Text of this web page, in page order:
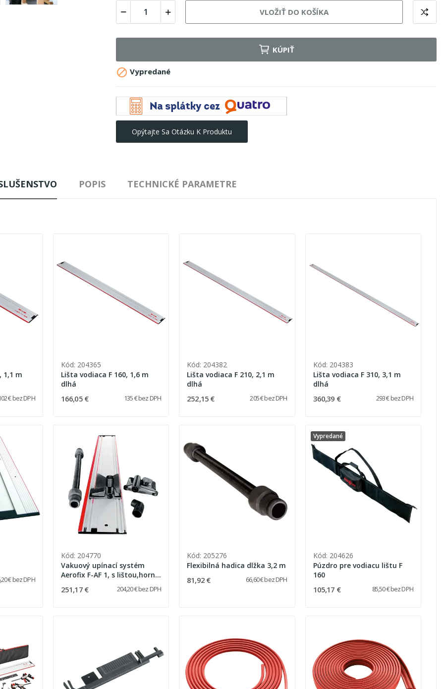
VLOŽIŤ DO KOŠÍKA
KÚPIŤ
 Vypredané
Opýtajte Sa Otázku K Produktu
POPIS TECHNICKÉ PARAMETRE
1,1 m
€ bez DPH
Kód: 204365
Lišta vodiaca F 160, 1,6 m
dlhá
166,05 € 135 € bez DPH
Kód: 204382
Lišta vodiaca F 210, 2,1 m
dlhá
252,15 € 205 € bez DPH
Kód: 204383
Lišta vodiaca F 310, 3,1 m
dlhá
360,39 € 293 € bez DPH
€ bez DPH
Kód: 204770
Vakuový upínací systém
Aerofix F-AF 1, s lištou,horný
flexibilnú hadicu
251,17 € 204,20 € bez DPH
Kód: 205276
Flexibilná hadica dlžka 3,2 m
81,92 € 66,60 € bez DPH
Vypredané
Kód: 204626
Púzdro pre vodiacu lištu F
160
105,17 € 85,50 € bez DPH